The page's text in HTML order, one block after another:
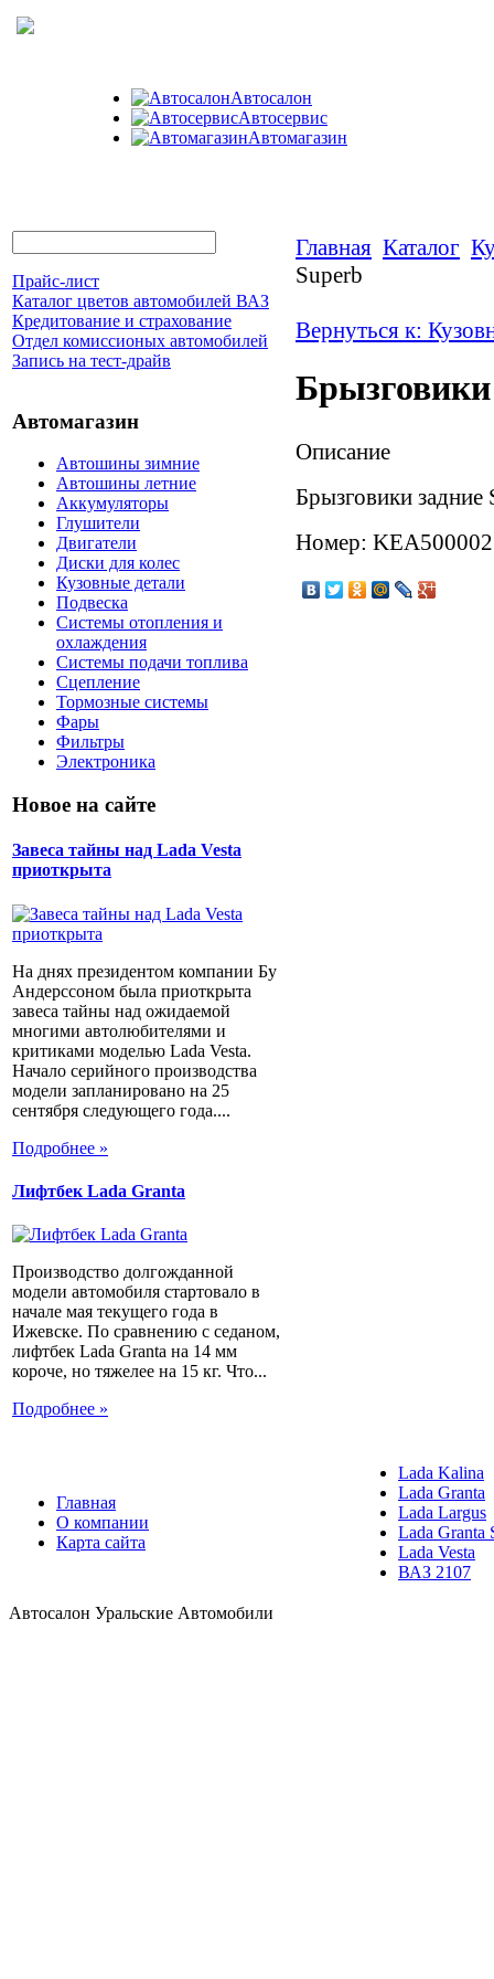
Автосалон
Автосервис
Автомагазин
Прайс-лист
Каталог цветов автомобилей ВАЗ
Кредитование и страхование
Отдел комиссионых автомобилей
Запись на тест-драйв
Автомагазин
Автошины зимние
Автошины летние
Аккумуляторы
Глушители
Двигатели
Диски для колес
Кузовные детали
Подвеска
Системы отопления и
охлаждения
Системы подачи топлива
Сцепление
Тормозные системы
Фары
Фильтры
Электроника
Новое на сайте
Завеса тайны над Lada Vesta
приоткрыта
На днях президентом компании Бу
Андерссоном была приоткрыта
завеса тайны над ожидаемой
многими автолюбителями и
критиками моделью Lada Vesta.
Начало серийного производства
модели запланировано на 25
сентября следующего года....
Подробнее »
Лифтбек Lada Granta
Производство долгожданной
модели автомобиля стартовало в
начале мая текущего года в
Ижевске. По сравнению с седаном,
лифтбек Lada Granta на 14 мм
короче, но тяжелее на 15 кг. Что...
Подробнее »
Главная Каталог
Superb
Вернуться к:
Описание
Брызговики
Номер: KEA500002
Главная
О компании
Карта сайта
Lada Kalina
Lada Granta
Lada Largus
Lada Granta
Lada Vesta
ВАЗ 2107
Автосалон Уральские Автомобили